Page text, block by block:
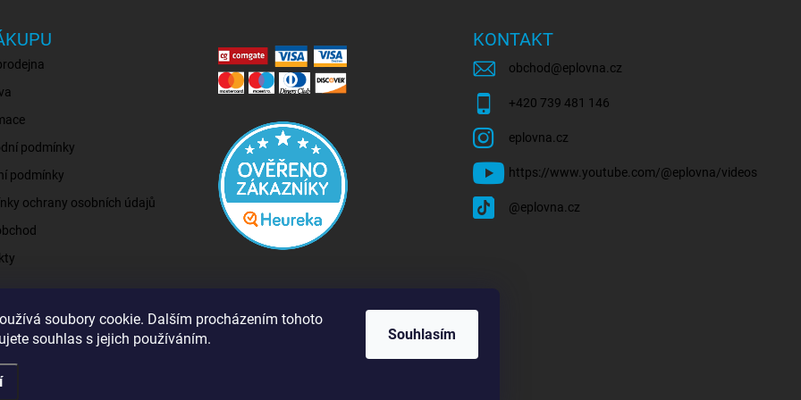
soubory cookie. Dalším procházením tohoto
souhlas s jejich používáním.
Souhlasím
podmínky
podmínky
ochrany osobních údajů
KONTAKT
obchod @eplovna.cz
+420 739 481 146
eplovna.cz
https://www.youtube.com/@eplovna/videos
@eplovna.cz